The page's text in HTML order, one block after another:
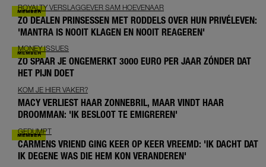
ROYALTY VERSLAGGEVER SAM HOEVENAAR
ZO DEALEN PRINSESSEN MET RODDELS OVER HUN PRIVÉLEVEN:
'MANTRA IS NOOIT KLAGEN EN NOOIT REAGEREN'
MONEY ISSUES
ZO SPAAR JE ONGEMERKT 3000 EURO PER JAAR ZÓNDER DAT
HET PIJN DOET
KOM JE HIER VAKER?
MACY VERLIEST HAAR ZONNEBRIL, MAAR VINDT HAAR
DROOMMAN: 'IK BESLOOT TE EMIGREREN'
GEDUMPT
CARMENS VRIEND GING KEER OP KEER VREEMD: 'IK DACHT DAT
IK DEGENE WAS DIE HEM KON VERANDEREN'